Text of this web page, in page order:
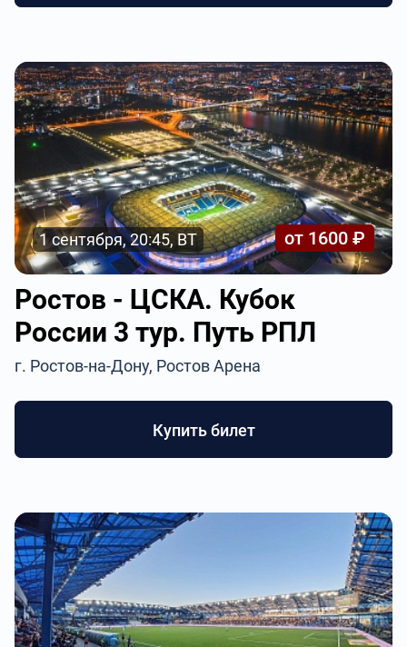
1 сентября, 20:45, ВТ от 1600 ₽
Ростов - ЦСКА. Кубок
России 3 тур. Путь РПЛ
г. Ростов-на-Дону, Ростов Арена
Купить билет